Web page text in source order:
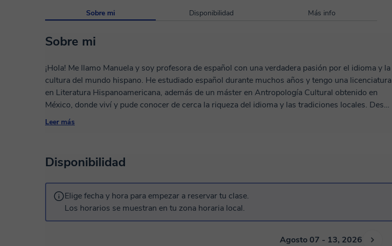
Sobre mi Disponibilidad Más info
Sobre mi
¡Hola! Me llamo Manuela y soy profesora de español con una verdadera pasión por el idioma y la
cultura del mundo hispano. He estudiado español durante muchos años y tengo una licenciatura
en Literatura Hispanoamericana, además de un máster en Antropología Cultural obtenido en
México, donde viví y pude conocer de cerca la riqueza del idioma y las tradiciones locales. Desde
hace varios años enseño español a estudiantes de nivel inicial e intermedio, ayudándoles a
camino a tu medida. Durante las clases utilizo materiales auténticos (videos, artículos, música,
paso hacia una comprensión profunda no solo del idioma, sino también del mundo que lo rodea.
Reserva una clase de prueba y descubre lo estimulante que puede ser aprender español con el
Leer más
Disponibilidad
Elige fecha y hora para empezar a reservar tu clase.
Los horarios se muestran en tu zona horaria local.
Agosto 07 - 13, 2026